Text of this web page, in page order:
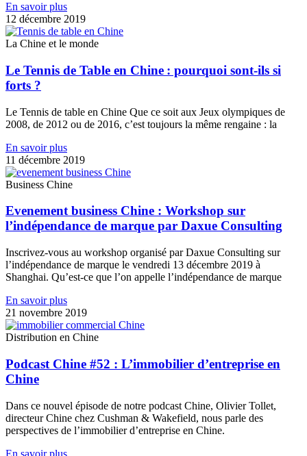
En savoir plus
12 décembre 2019
La Chine et le monde
Le Tennis de Table en Chine : pourquoi sont-ils si
forts ?
Le Tennis de table en Chine Que ce soit aux Jeux olympiques de
2008, de 2012 ou de 2016, c’est toujours la même rengaine : la
En savoir plus
11 décembre 2019
Business Chine
Evenement business Chine : Workshop sur
l’indépendance de marque par Daxue Consulting
Inscrivez-vous au workshop organisé par Daxue Consulting sur
l’indépendance de marque le vendredi 13 décembre 2019 à
Shanghai. Qu’est-ce que l’on appelle l’indépendance de marque
En savoir plus
21 novembre 2019
Distribution en Chine
Podcast Chine #52 : L’immobilier d’entreprise en
Chine
Dans ce nouvel épisode de notre podcast Chine, Olivier Tollet,
directeur Chine chez Cushman & Wakefield, nous parle des
perspectives de l’immobilier d’entreprise en Chine.
En savoir plus